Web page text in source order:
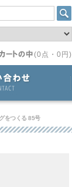
(0点・0円)
をつくる 85号